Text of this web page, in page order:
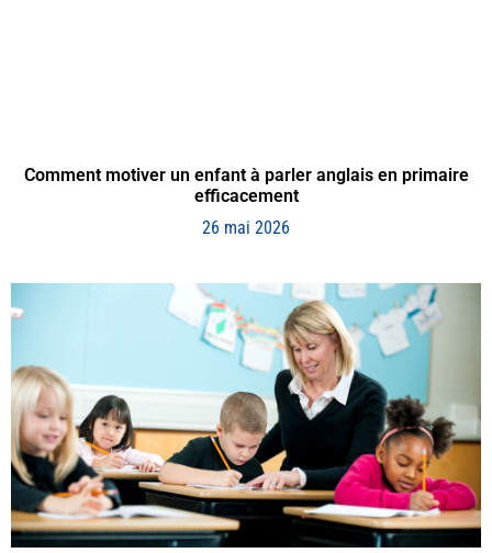
Comment motiver un enfant à parler anglais en primaire
efficacement
26 mai 2026